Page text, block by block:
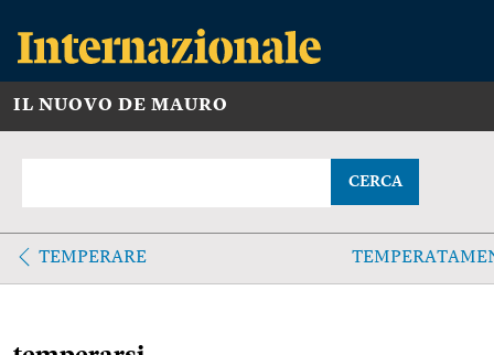
IL NUOVO DE MAURO
CERCA
TEMPERARE